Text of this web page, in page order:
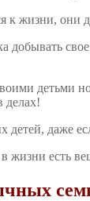
к жизни, они
свое
детьми
делах!
даже
жизни есть